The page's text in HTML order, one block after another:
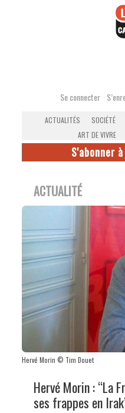
Se connecter
ACTUALITÉS SOCIÉTÉ
ART DE VIVRE
S'abonner
ACTUALITÉ
Hervé Morin © Tim Douet
Hervé Morin : “La
ses frappes en